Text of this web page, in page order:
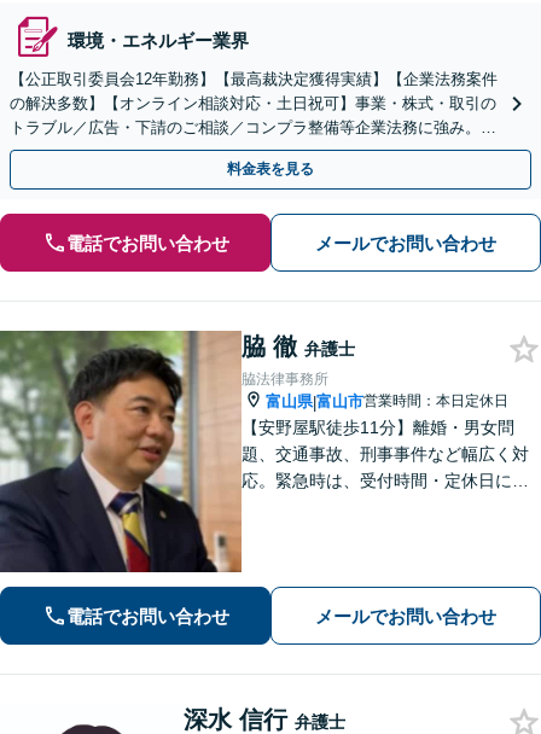
環境・エネルギー業界
【公正取引委員会12年勤務】【最高裁決定獲得実績】【企業法務案件
の解決多数】【オンライン相談対応・土日祝可】事業・株式・取引の
トラブル／広告・下請のご相談／コンプラ整備等企業法務に強み。株
式の相続／誹謗中傷対策／不動産問題まで幅広く対応！
料金表を見る
電話でお問い合わせ メールでお問い合わせ
脇 徹 弁護士
脇法律事務所
富山県|富山市営業時間：本日定休日
【安野屋駅徒歩11分】離婚・男女問
題、交通事故、刑事事件など幅広く対
応。緊急時は、受付時間・定休日に関
相談可】
電話でお問い合わせ メールでお問い合わせ
深水 信行 弁護士